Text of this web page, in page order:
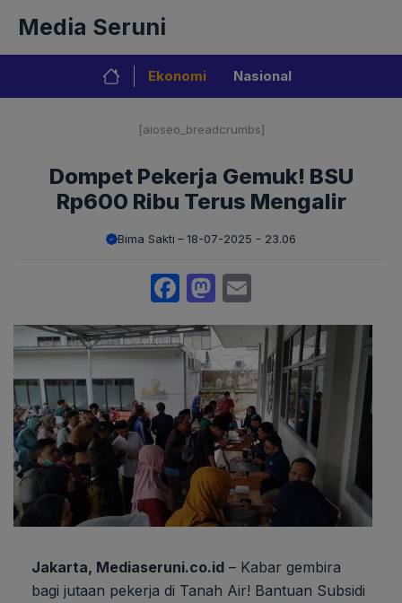
isi
Media Seruni
Ekonomi Nasional
[aioseo_breadcrumbs]
Dompet Pekerja Gemuk! BSU
Rp600 Ribu Terus Mengalir
Bima Sakti 18-07-2025 - 23.06
Facebook
Mastodon
Jakarta, Mediaseruni.co.id – Kabar gembira
bagi jutaan pekerja di Tanah Air! Bantuan Subsidi